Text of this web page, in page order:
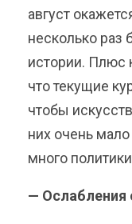
август
несколько раз
истории. Плюс
что текущие
чтобы
них очень
много
— Ослабления